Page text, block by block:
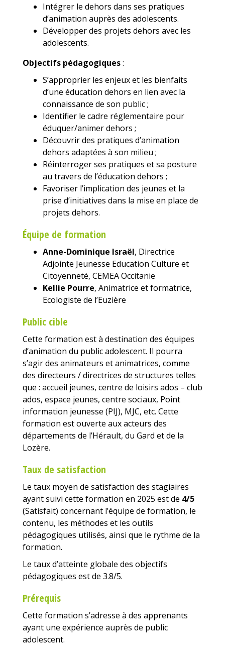
Intégrer le dehors dans ses pratiques
d’animation auprès des adolescents.
Développer des projets dehors avec les
adolescents.
Objectifs pédagogiques:
S’approprier les enjeux et les bienfaits
d’une éducation dehors en lien avec la
connaissance de son public ;
Identifier le cadre réglementaire pour
éduquer/animer dehors ;
Découvrir des pratiques d’animation
dehors adaptées à son milieu ;
Réinterroger ses pratiques et sa posture
au travers de l’éducation dehors ;
Favoriser l’implication des jeunes et la
prise d’initiatives dans la mise en place de
projets dehors.
Équipe de formation
Anne-Dominique Israël, Directrice
Adjointe Jeunesse Education Culture et
Citoyenneté, CEMEA Occitanie
Kellie Pourre, Animatrice et formatrice,
Ecologiste de l’Euzière
Public cible
Cette formation est à destination des équipes
d’animation du public adolescent. Il pourra
s’agir des animateurs et animatrices, comme
des directeurs / directrices de structures telles
que : accueil jeunes, centre de loisirs ados – club
ados, espace jeunes, centre sociaux, Point
information jeunesse (PIJ), MJC, etc. Cette
formation est ouverte aux acteurs des
départements de l’Hérault, du Gard et de la
Lozère.
Taux de satisfaction
Le taux moyen de satisfaction des stagiaires
ayant suivi cette formation en 2025 est de 4/5
(Satisfait) concernant l’équipe de formation, le
contenu, les méthodes et les outils
pédagogiques utilisés, ainsi que le rythme de la
formation.
Le taux d’atteinte globale des objectifs
pédagogiques est de 3.8/5.
Prérequis
Cette formation s’adresse à des apprenants
ayant une expérience auprès de public
adolescent.